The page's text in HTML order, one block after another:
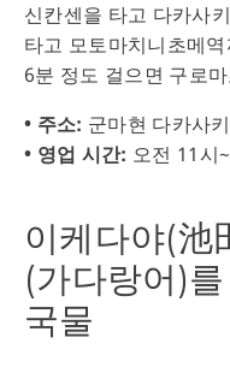
신칸센을 타고 다카사
타고 모토마치니초메
6분 정도 걸으면 구로
• 주소: 군마현 다카사
• 영업 시간: 오전 11시
이케다야(池
(가다랑어)
국물